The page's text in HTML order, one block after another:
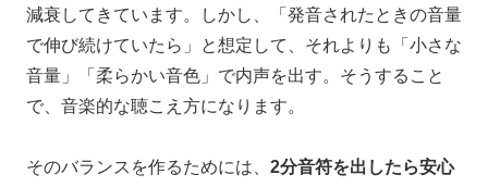
減衰してきています。しかし、「発音されたときの音量
で伸び続けていたら」と想定して、それよりも「小さな
音量」「柔らかい音色」で内声を出す。そうすること
で、音楽的な聴こえ方になります。
そのバランスを作るためには、 2分音符を出したら安心